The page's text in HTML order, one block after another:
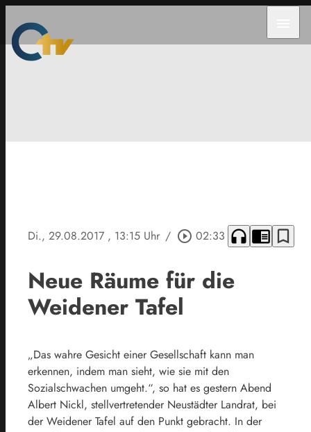
Di., 29.08.2017 , 13:15 Uhr / play_circle_outline 02:33 headphones chrome_reader_mode bookmark_border
Neue Räume für die
Weidener Tafel
„Das wahre Gesicht einer Gesellschaft kann man
erkennen, indem man sieht, wie sie mit den
Sozialschwachen umgeht.“, so hat es gestern Abend
Albert Nickl, stellvertretender Neustädter Landrat, bei
der Weidener Tafel auf den Punkt gebracht. In der